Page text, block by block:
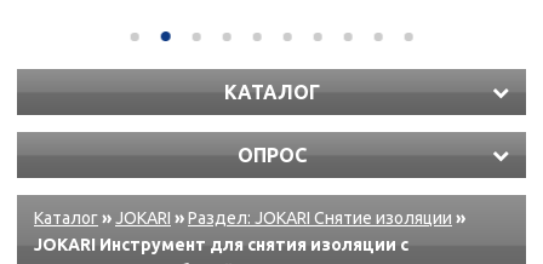
КАТАЛОГ
ОПРОС
Каталог»JOKARI »Раздел: JOKARI Снятие изоляции »
JOKARI Инструмент для снятия изоляции с